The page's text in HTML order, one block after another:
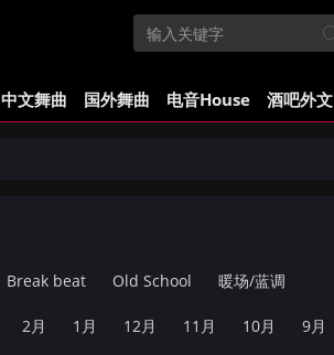
中文舞曲 国外舞曲 电音House 酒吧外文
Break beat Old School 暖场/蓝调
2月 1月 12月 11月 10月 9月